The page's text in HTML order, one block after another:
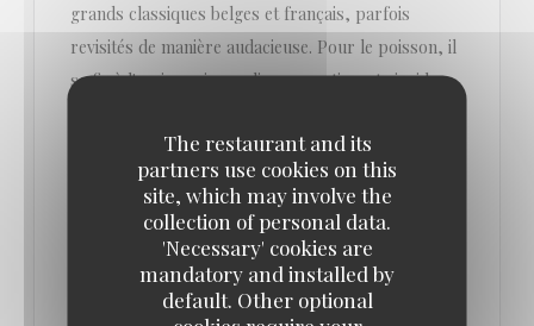
The restaurant and its
partners use cookies on this
site, which may involve the
collection of personal data.
'Necessary' cookies are
mandatory and installed by
default. Other optional
grands classiques belges et français, parfois
revisités de manière audacieuse. Pour le poisson, il
se fie à l'arrivage journalier, garantissant ainsi la
Dans les incontournables, on retrouve les
croquettes (fromage, homard, crevettes, volaille).
Des entrées où scampis à la diable ou encore foie
gras s'invitent également, à des prix défiant toute
concurrence (entre 10 € et 16 €).